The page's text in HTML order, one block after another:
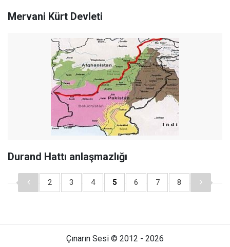
Mervani Kürt Devleti
Durand Hattı anlaşmazlığı
2 3 4 5 6 7 8
Çınarın Sesi © 2012 - 2026